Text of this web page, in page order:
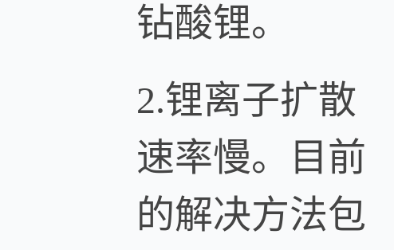
钻酸锂。
2.锂离子扩散
速率慢。目前
的解决方法包